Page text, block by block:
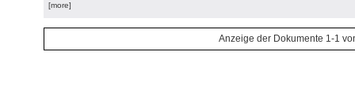
[more]
Anzeige der Dokumente 1-1